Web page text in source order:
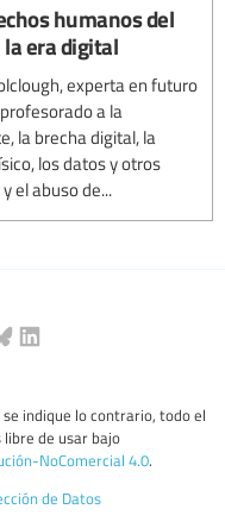
humanos del
era digital
experta en futuro
a la
la brecha digital, la
los datos y otros
el abuso de...
indique lo contrario, todo el
de usar bajo
NoComercial 4.0.
de Datos